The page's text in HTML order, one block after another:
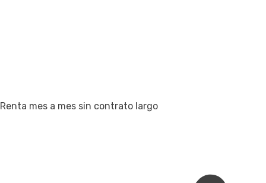
Renta mes a mes sin contrato largo